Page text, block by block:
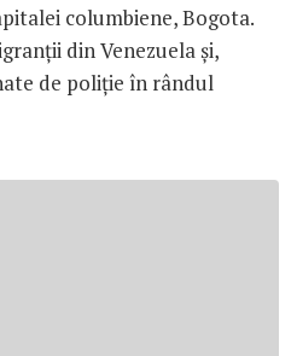
columbiene, Bogota.
din Venezuela și,
de poliție în rândul